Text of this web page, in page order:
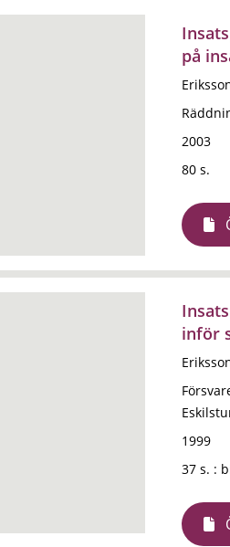
på
2003
80 s.
inför
1999
37 s. :